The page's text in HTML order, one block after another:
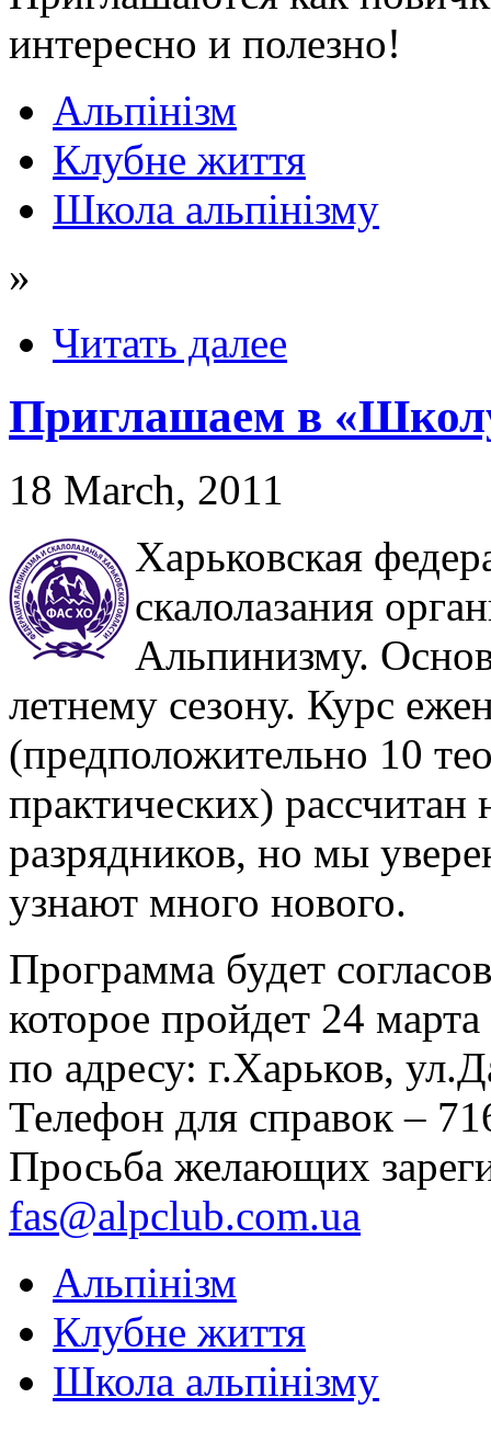
интересно и полезно!
Альпінізм
Клубне життя
Школа альпінізму
»
Читать далее
Приглашаем в
18 March, 2011
Харьковская
скалолазания
Альпинизму.
летнему сезону. Курс
(предположительно 10
практических) рассчитан
разрядников, но мы
узнают много нового.
Программа будет
которое пройдет 24
по адресу: г.Харьков,
Телефон для справок –
Просьба желающих
fas@alpclub.com.ua
Альпінізм
Клубне життя
Школа альпінізму